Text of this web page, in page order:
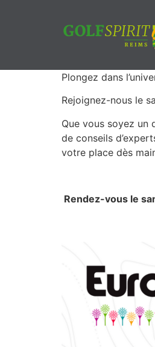
Plongez dans
Rejoignez-nous le
Que vous soyez un
de conseils
votre place dès
Rendez-vous le